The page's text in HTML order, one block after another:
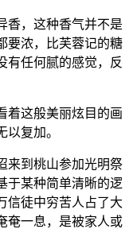
香，这种香气并不是
要浓，比芙蓉记的糖
有任何腻的感觉，反
着这般美丽炫目的画
复加。
来到桃山参加光明祭
于某种简单清晰的逻
信徒中穷苦人占了大
奄一息，是被家人或